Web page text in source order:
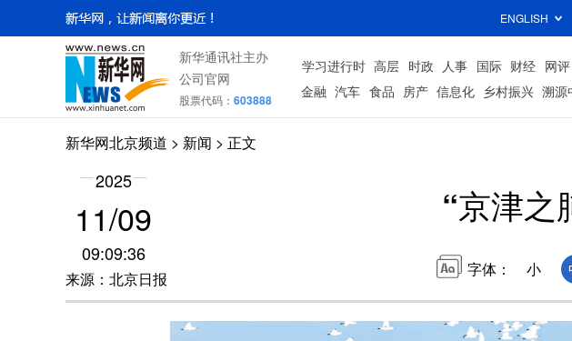
ENGLISH
新华通讯社主办
公司官网
股票代码： 603888
学习进行时 高层 时政 人事 国际 财经 网评
金融 汽车 食品 房产 信息化 乡村振兴 溯源
新华网北京频道 > 新闻 > 正文
2025
11/09
09:09:36
来源：北京日报
“京津之
字体： 小